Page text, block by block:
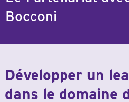
Bocconi
Développer un
dans le domaine